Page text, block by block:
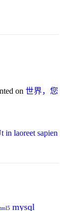
on 世界，您
in laoreet sapien
mysql